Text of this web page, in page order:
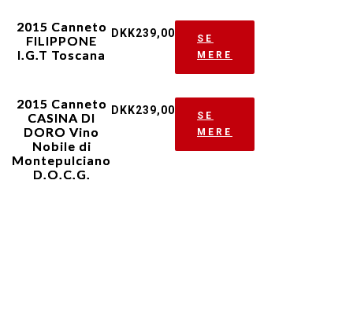
2015 Canneto
FILIPPONE
I.G.T Toscana
DKK239,00
SE
MERE
2015 Canneto
CASINA DI
DORO Vino
Nobile di
Montepulciano
D.O.C.G.
DKK239,00
SE
MERE